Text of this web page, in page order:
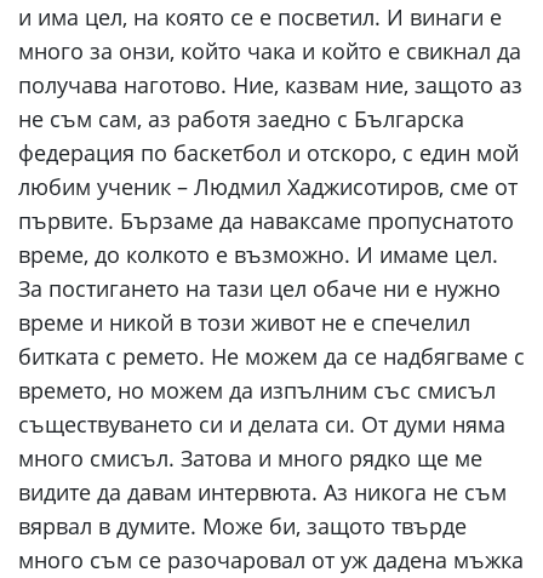
и има цел, на която се е посветил. И винаги е
много за онзи, който чака и който е свикнал да
получава наготово. Ние, казвам ние, защото аз
не съм сам, аз работя заедно с Българска
федерация по баскетбол и отскоро, с един мой
любим ученик – Людмил Хаджисотиров, сме от
първите. Бързаме да наваксаме пропуснатото
време, до колкото е възможно. И имаме цел.
За постигането на тази цел обаче ни е нужно
време и никой в този живот не е спечелил
битката с ремето. Не можем да се надбягваме с
времето, но можем да изпълним със смисъл
съществуването си и делата си. От думи няма
много смисъл. Затова и много рядко ще ме
видите да давам интервюта. Аз никога не съм
вярвал в думите. Може би, защото твърде
много съм се разочаровал от уж дадена мъжка